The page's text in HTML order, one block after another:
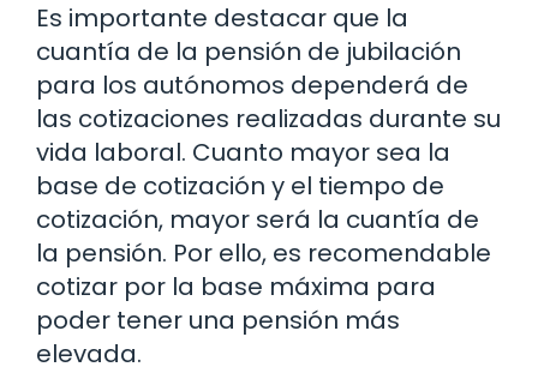
Es importante destacar que la
cuantía de la pensión de jubilación
para los autónomos dependerá de
las cotizaciones realizadas durante su
vida laboral. Cuanto mayor sea la
base de cotización y el tiempo de
cotización, mayor será la cuantía de
la pensión. Por ello, es recomendable
cotizar por la base máxima para
poder tener una pensión más
elevada.